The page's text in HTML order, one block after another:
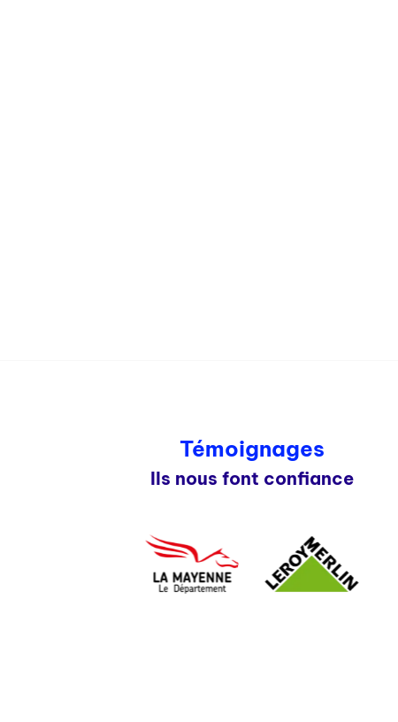
Témoignages
Ils nous font confiance